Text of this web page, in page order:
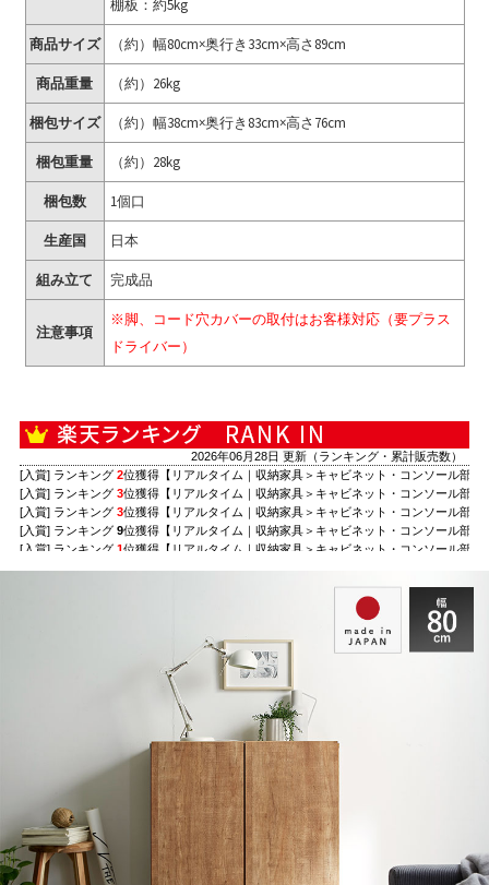
棚板：約5kg
商品サイズ （約）幅80cm×奥行き33cm×高さ89cm
商品重量 （約）26kg
梱包サイズ （約）幅38cm×奥行き83cm×高さ76cm
梱包重量 （約）28kg
梱包数 1個口
生産国 日本
組み立て 完成品
注意事項
※脚、コード穴カバーの取付はお客様対応（要プラス
ドライバー）